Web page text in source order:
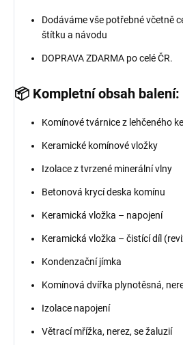
Dodáváme vše potřebné včetně
štítku a návodu
DOPRAVA ZDARMA po celé ČR.
📦 Kompletní obsah balení:
Komínové tvárnice z lehčeného
Keramické komínové vložky
Izolace z tvrzené minerální vlny
Betonová krycí deska komínu
Keramická vložka – napojení
Keramická vložka – čistící díl
Kondenzační jímka
Komínová dvířka plynotěsná,
Izolace napojení
Větrací mřížka, nerez, se žaluzií